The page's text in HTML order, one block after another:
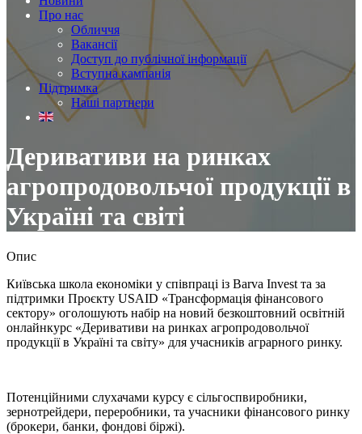
Про нас
Обличчя
Вакансії
Доступ до публічної інформації
Вступна кампанія
Підтримка
Наші партнери
Деривативи на ринках
агропродовольчої продукції в
Україні та світі
Опис
Київська школа економіки у співпраці із Barva Invest та за
підтримки Проєкту USAID «Трансформація фінансового
сектору» оголошують набір на новий безкоштовний освітній
онлайнкурс «Деривативи на ринках агропродовольчої
продукції в Україні та світу» для учасників аграрного ринку.
Потенційними слухачами курсу є сільгоспвиробники,
зернотрейдери, переробники, та учасники фінансового ринку
(брокери, банки, фондові біржі).